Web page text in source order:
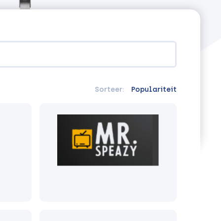
Sorteer: Populariteit